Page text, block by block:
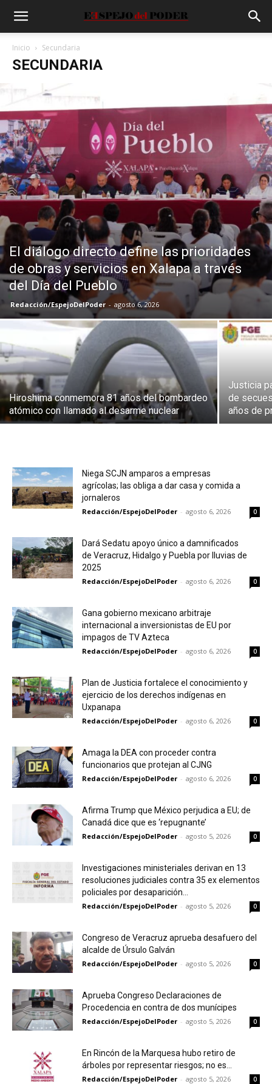
Inicio Secundaria
SECUNDARIA
El diálogo directo define las prioridades
de obras y servicios en Xalapa a través
del Día del Pueblo
Redacción/EspejoDelPoder - agosto 6, 2026
Hiroshima conmemora 81 años del bombardeo
atómico con llamado al desarme nuclear
Justicia
de
años de
Niega SCJN amparos a empresas
agrícolas; las obliga a dar casa y comida a
jornaleros
Redacción/EspejoDelPoder - agosto 6, 2026 0
Dará Sedatu apoyo único a damnificados
de Veracruz, Hidalgo y Puebla por lluvias de
2025
Redacción/EspejoDelPoder - agosto 6, 2026 0
Gana gobierno mexicano arbitraje
internacional a inversionistas de EU por
impagos de TV Azteca
Redacción/EspejoDelPoder - agosto 6, 2026 0
Plan de Justicia fortalece el conocimiento y
ejercicio de los derechos indígenas en
Uxpanapa
Redacción/EspejoDelPoder - agosto 6, 2026 0
Amaga la DEA con proceder contra
funcionarios que protejan al CJNG
Redacción/EspejoDelPoder - agosto 6, 2026 0
Afirma Trump que México perjudica a EU; de
Canadá dice que es ‘repugnante’
Redacción/EspejoDelPoder - agosto 5, 2026 0
Investigaciones ministeriales derivan en 13
resoluciones judiciales contra 35 ex elementos
policiales por desaparición...
Redacción/EspejoDelPoder - agosto 5, 2026 0
Congreso de Veracruz aprueba desafuero del
alcalde de Úrsulo Galván
Redacción/EspejoDelPoder - agosto 5, 2026 0
Aprueba Congreso Declaraciones de
Procedencia en contra de dos munícipes
Redacción/EspejoDelPoder - agosto 5, 2026 0
En Rincón de la Marquesa hubo retiro de
árboles por representar riesgos; no es...
Redacción/EspejoDelPoder - agosto 5, 2026 0